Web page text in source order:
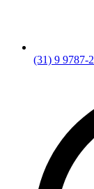
(31) 9 9787-